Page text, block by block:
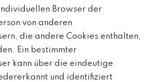
Browser der
von anderen
die andere Cookies enthalten,
Ein bestimmter
kann über die eindeutige
und identifiziert